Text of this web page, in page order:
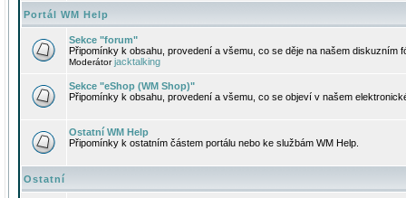
Portál WM Help
Sekce "forum"
Připomínky k obsahu, provedení a všemu, co se děje na našem diskuzním
Moderátorjacktalking
Sekce "eShop (WM Shop)"
Připomínky k obsahu, provedení a všemu, co se objeví v našem
Ostatní WM Help
Připomínky k ostatním částem portálu nebo ke službám WM Help.
Ostatní